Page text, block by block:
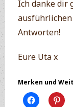
Ich danke dir
Antworten!
Eure Uta x
Merken und